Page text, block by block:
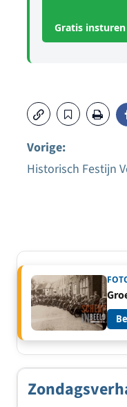
Gratis insturen
Vorige:
Historisch Festijn